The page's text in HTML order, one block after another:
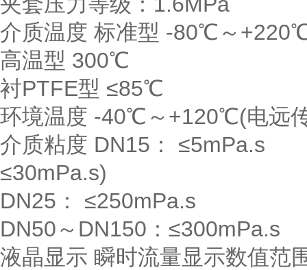
介质温度 标准型 -80℃～
高温型 300℃
衬PTFE型 ≤85℃
环境温度 -40℃～+120℃(电远
介质粘度 DN15： ≤5mPa.s
≤30mPa.s)
DN25： ≤250mPa.s
DN50～DN150：≤300mPa.s
液晶显示 瞬时流量显示数值范